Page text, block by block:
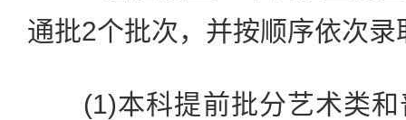
通批2个批次，并按顺序依次录
(1)本科提前批分艺术类和